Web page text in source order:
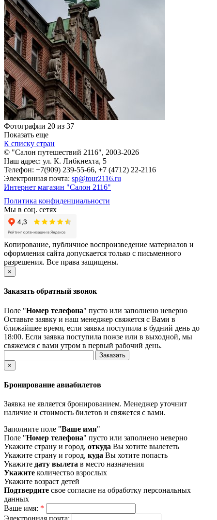
Фотографии 20 из 37
Показать еще
К списку стран
© "Салон путешествий 2116", 2003-2026
Наш адрес: ул. К. Либкнехта, 5
Телефон: +7(909) 239-55-66, +7 (4712) 22-2116
Электронная почта: sp@tour2116.ru
Интернет магазин "Салон 2116"
Политика конфиденциальности
Мы в соц. сетях
Копирование, публичное воспроизведение материалов и
оформления сайта допускается только с письменного
разрешения. Все права защищены.
×
Заказать обратный звонок
Поле "Номер телефона" пусто или заполнено неверно
Оставьте заявку и наш менеджер свяжется с Вами в
ближайшее время, если заявка поступила в будний день до
18:00. Если заявка поступила пожзе или в выходной, мы
свяжемся с вами утром в первый рабочий день.
×
Бронирование авиабилетов
Заявка не является бронированием. Менеджер уточнит
наличие и стоимость билетов и свяжется с вами.
Заполните поле "Ваше имя"
Поле "Номер телефона" пусто или заполнено неверно
Укажите страну и город, откуда Вы хотите вылететь
Укажите страну и город, куда Вы хотите попасть
Укажите дату вылета в место назначения
Укажите количество взрослых
Укажите возраст детей
Подтвердите свое согласие на обработку персональных
данных
Ваше имя: *
Электронная почта: